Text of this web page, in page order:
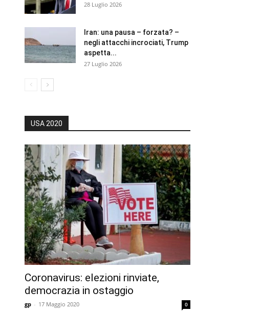
28 Luglio 2026
Iran: una pausa – forzata? –
negli attacchi incrociati, Trump
aspetta...
27 Luglio 2026
USA 2020
Coronavirus: elezioni rinviate,
democrazia in ostaggio
gp - 17 Maggio 2020 0